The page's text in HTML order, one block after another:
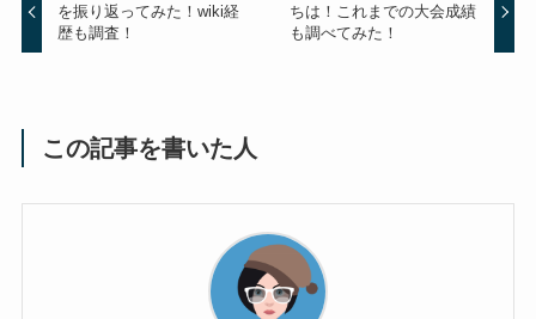
を振り返ってみた！wiki経
歴も調査！
ちは！これまでの大会成績
も調べてみた！
この記事を書いた人